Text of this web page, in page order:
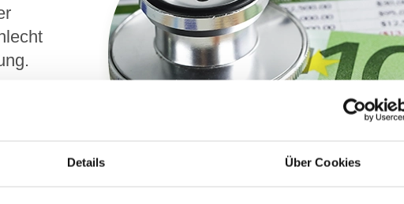
Details Über Cookies
und Ihr
die